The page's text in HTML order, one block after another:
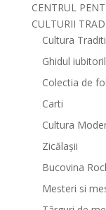
CENTRUL
CULTURII
Cultura
Ghidul
Colectia de
Carti
Cultura
Zicălașii
Bucovina
Mesteri si